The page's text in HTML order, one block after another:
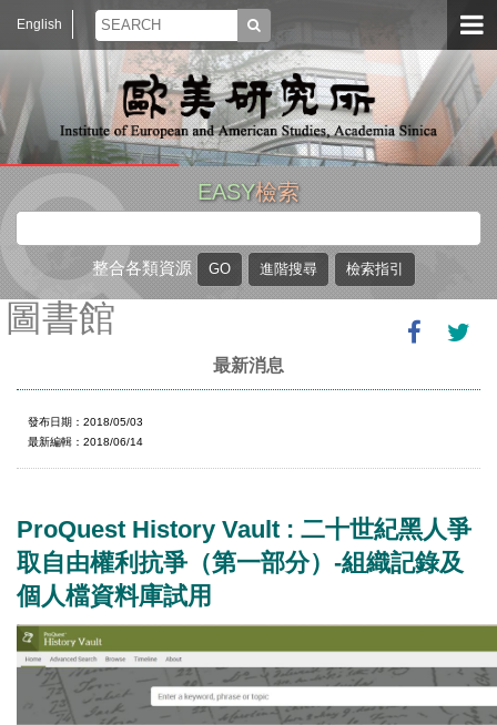
English
EASY檢索
整合各類資源
圖書館
最新消息
發布日期：2018/05/03
最新編輯：2018/06/14
ProQuest History Vault : 二十世紀黑人爭
取自由權利抗爭（第一部分）-組織記錄及
個人檔資料庫試用